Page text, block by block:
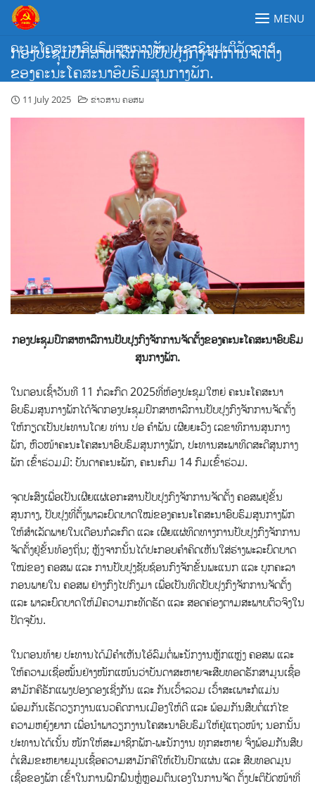
Skip
content
ຄະນະໂຄສະນາອົບຮົມສູນກາງພັກປະຊາຊົນປະຕິວັດລາວ
MENU
ກອງປະຊຸມປຶກສາຫາລືການປັບປຸງກົງຈັກການຈັດຕັ້ງ
ຂອງຄະນະໂຄສະນາອົບຮົມສູນກາງພັກ.
11 July 2025 ຂ່າວສານ ຄອສພ
ກອງປະຊຸມປຶກສາຫາລືການປັບປຸງກົງຈັກການຈັດຕັ້ງຂອງຄະນະໂຄສະນາອົບຮົມ
ສູນກາງພັກ.
ໃນຕອນເຊົ້າວັນທີ 11 ກໍລະກົດ 2025ທີ່ຫ້ອງປະຊຸມໃຫຍ່ ຄະນະໂຄສະນາ
ອົບຮົມສູນກາງພັກໄດ້ຈັດກອງປະຊຸມປຶກສາຫາລືການປັບປຸງກົງຈັກການຈັດຕັ້ງ
ໃຫ້ກຽດເປັນປະທານໂດຍ ທ່ານ ປອ ຄຳພັນ ເຜີຍຍະວົງ ເລຂາທິການສູນກາງ
ພັກ, ຫົວໜ້າຄະນະໂຄສະນາອົບຮົມສູນກາງພັກ, ປະທານສະພາທິດສະດີສູນກາງ
ພັກ ເຂົ້າຮ່ວມມີ: ບັນດາຄະນະພັກ, ຄະນະກົມ 14 ກົມເຂົ້າຮ່ວມ.
ຈຸດປະສົງເພື່ອເປັນເຜີຍແຜ່ເອກະສານປັບປຸງກົງຈັກການຈັດຕັ້ງ ຄອສພຢູ່ຂັ້ນ
ສູນກາງ, ປັບປຸງທີ່ຕັ້ງພາລະບົດບາດໃໝ່ຂອງຄະນະໂຄສະນາອົບຮົມສູນກາງພັກ
ໃຫ້ສຳເລັດພາຍໃນເດືອນກໍລະກົດ ແລະ ເຜີຍແຜ່ທິດທາງການປັບປຸງກົງຈັກການ
ຈັດຕັ້ງຢູ່ຂັ້ນທ້ອງຖິ່ນ; ຫຼັງຈາກນັ້ນໄດ້ປະກອບຄຳຄິດເຫັນໃສ່ຮ່າງພະລະບົດບາດ
ໃໝ່ຂອງ ຄອສພ ແລະ ການປັບປຸງຊັບຊ້ອນກົງຈັກຂັ້ນພະແນກ ແລະ ບຸກຄະລາ
ກອນພາຍໃນ ຄອສພ ຢ່າງກົງໄປກົງມາ ເພື່ອເປັນທິດປັບປຸງກົງຈັກການຈັດຕັ້ງ
ແລະ ພາລະບົດບາດໃຫ້ມີຄວາມກະທັດຮັດ ແລະ ສອດຄ່ອງຕາມສະພາບຕົວຈິງໃນ
ປັດຈຸບັນ.
ໃນຕອນທ້າຍ ປະທານໄດ້ມີຄຳເຫັນໂອ້ລົມຕໍ່ພະນັກງານຫຼັກແຫຼ່ງ ຄອສພ ແລະ
ໃຫ້ຄວາມເຊື່ອໝັ້ນຢ່າງໜັກແໜ້ນວ່າບັນດາສະຫາຍຈະສືບທອດຮັກສາມູນເຊື້ອ
ສາມັກຄີຮັກແພງປອງດອງເຊີ່ງກັນ ແລະ ກັນເວົ້າລວມ ເວົ້າສະເພາະກໍແມ່ນ
ພ້ອມກັນເຮັດວຽກງານແນວຄິດການເມືອງໃຫ້ດີ ແລະ ພ້ອມກັນສືບຕໍ່ແກ້ໄຂ
ຄວາມຫຍຸ້ງຍາກ ເພື່ອນໍາພາວຽກງານໂຄສະນາອົບຮົມໃຫ້ຢູ່ແຖວໜ້າ; ນອກນັ້ນ
ປະທານໄດ້ເນັ້ນ ໜັກໃຫ້ສະມາຊິກພັກ-ພະນັກງານ ທຸກສະຫາຍ ຈົ່ງພ້ອມກັນສືບ
ຕໍ່ເສີມຂະຫຍາຍມູນເຊື້ອຄວາມສາມັກຄີໃຫ້ເປັນປຶກແຜ່ນ ແລະ ສືບທອດມູນ
ເຊື້ອຂອງພັກ ເຂົ້າໃນການຝຶກຝົນຫຼໍ່ຫຼອມຕົນເອງໃນການຈັດ ຕັ້ງປະຕິບັດໜ້າທີ່